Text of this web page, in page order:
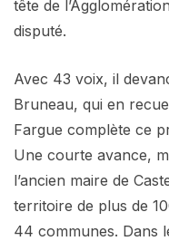
tête de
disputé.
Avec 43 voix, il
Bruneau, qui en
Fargue complète ce
Une courte avance,
l’ancien maire de
territoire de plus de
44 communes. Dans